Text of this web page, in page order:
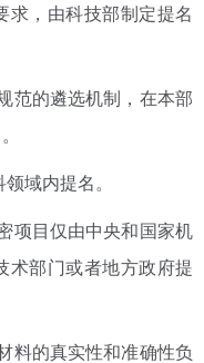
求，由科技部制定提名
范的遴选机制，在本部
域内提名。
项目仅由中央和国家机
术部门或者地方政府提
料的真实性和准确性负